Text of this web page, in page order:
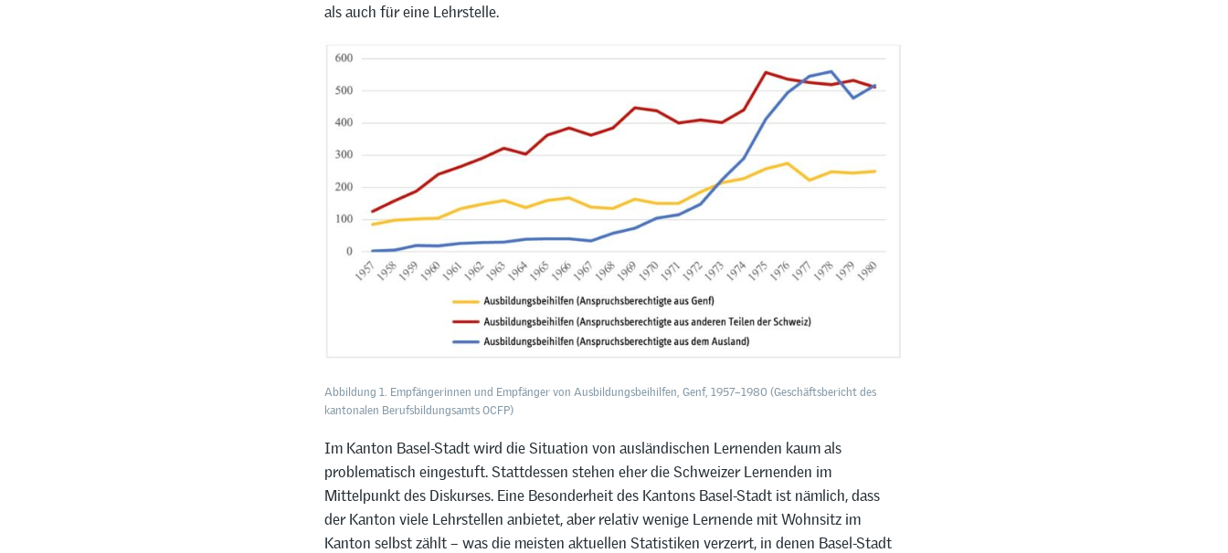
als auch für eine Lehrstelle.
Abbildung 1. Empfängerinnen und Empfänger von Ausbildungsbeihilfen, Genf, 1957–1980 (Geschäftsbericht des
kantonalen Berufsbildungsamts OCFP)
Im Kanton Basel-Stadt wird die Situation von ausländischen Lernenden kaum als
problematisch eingestuft. Stattdessen stehen eher die Schweizer Lernenden im
Mittelpunkt des Diskurses. Eine Besonderheit des Kantons Basel-Stadt ist nämlich, dass
der Kanton viele Lehrstellen anbietet, aber relativ wenige Lernende mit Wohnsitz im
Kanton selbst zählt – was die meisten aktuellen Statistiken verzerrt, in denen Basel-Stadt